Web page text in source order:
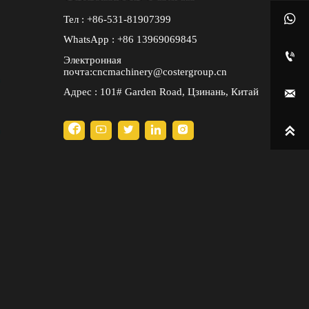
Тел : +86-531-81907399
WhatsApp : +86 13969069845
Электронная
почта:cncmachinery@costergroup.cn
Адрес : 101# Garden Road, Цзинань, Китай
    



